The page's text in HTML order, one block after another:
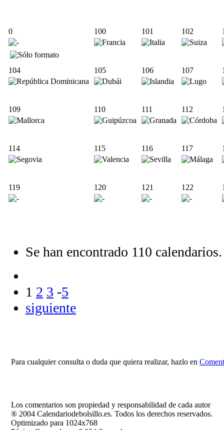
0 100 101 102
104 105 106 107
109 110 111 112
114 115 116 117
119 120 121 122
Se han encontrado 110 calendarios.
1 2 3 -5
siguiente
Para cualquier consulta o duda que quiera realizar, hazlo en
Los comentarios son propiedad y responsabilidad de cada autor
® 2004 Calendariodebolsillo.es. Todos los derechos reservados.
Optimizado para 1024x768